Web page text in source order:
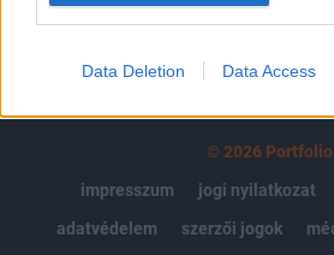
Data Deletion Data Access
© 2026 Portfolio
impresszum
jogi nyilatkozat
adatvédelem
szerzői jogok